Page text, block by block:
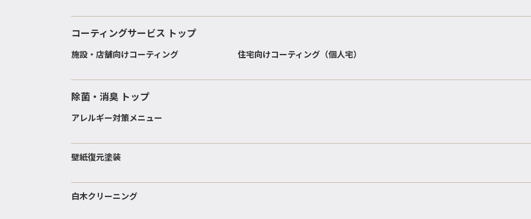
コーティングサービス トップ
施設・店舗向けコーティング 住宅向けコーティング（個人宅）
除菌・消臭 トップ
アレルギー対策メニュー
壁紙復元塗装
白木クリーニング